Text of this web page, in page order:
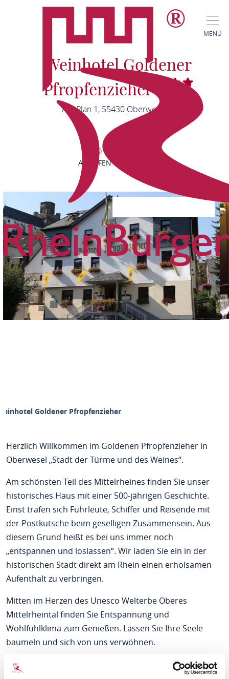
MENÜ
Weinhotel Goldener
Pfropfenzieher
Am Plan 1, 55430 Oberwesel
ANRUFEN
Goldener Pfropfenzieher
Herzlich Willkommen im Goldenen Pfropfenzieher in
Oberwesel „Stadt der Türme und des Weines“.
Am schönsten Teil des Mittelrheines finden Sie unser
historisches Haus mit einer 500-jährigen Geschichte.
Einst trafen sich Fuhrleute, Schiffer und Reisende mit
der Postkutsche beim geselligen Zusammensein. Aus
diesem Grund heißt es bei uns immer noch
„entspannen und loslassen“. Wir laden Sie ein in der
historischen Stadt direkt am Rhein einen erholsamen
Aufenthalt zu verbringen.
Mitten im Herzen des Unesco Welterbe Oberes
Mittelrheintal finden Sie Entspannung und
Wohlfühlklima zum Genießen. Lassen Sie Ihre Seele
baumeln und sich von uns verwöhnen.